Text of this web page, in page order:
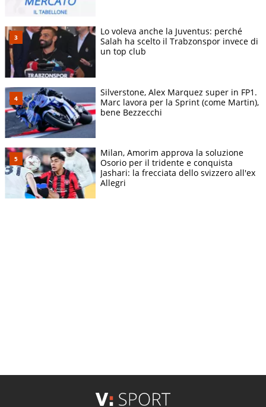
Lo voleva anche la Juventus: perché
Salah ha scelto il Trabzonspor invece di
un top club
Silverstone, Alex Marquez super in FP1.
Marc lavora per la Sprint (come Martin),
bene Bezzecchi
Milan, Amorim approva la soluzione
Osorio per il tridente e conquista
Jashari: la frecciata dello svizzero all'ex
Allegri